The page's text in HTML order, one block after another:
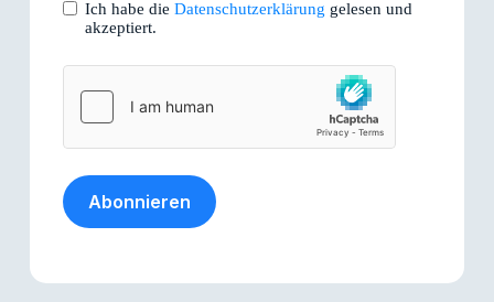
Ich habe die Datenschutzerklärung gelesen und
akzeptiert.
Abonnieren